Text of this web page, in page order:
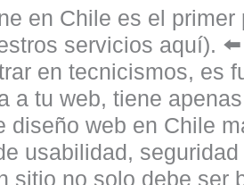
en Chile es el primer
servicios aquí).
en tecnicismos, es
a tu web, tiene
web en Chile
usabilidad,
sitio no solo debe ser